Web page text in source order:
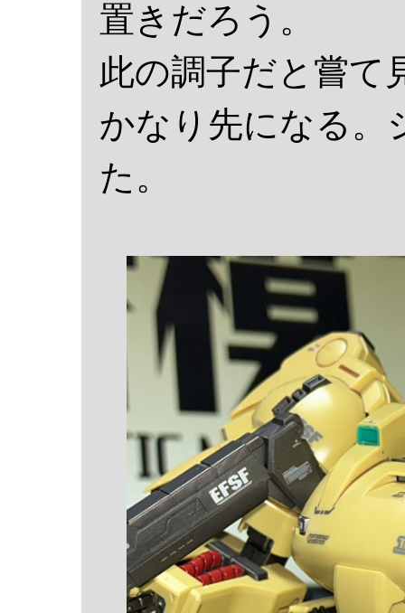
置きだろう。
此の調子だと嘗て
かなり先になる。
た。